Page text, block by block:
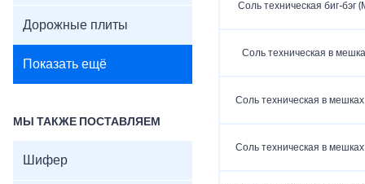
Дорожные плиты
Показать ещё
МЫ ТАКЖЕ ПОСТАВЛЯЕМ
Шифер
Соль техническая биг-бэг
Соль техническая в
Соль техническая в мешках
Соль техническая в мешках